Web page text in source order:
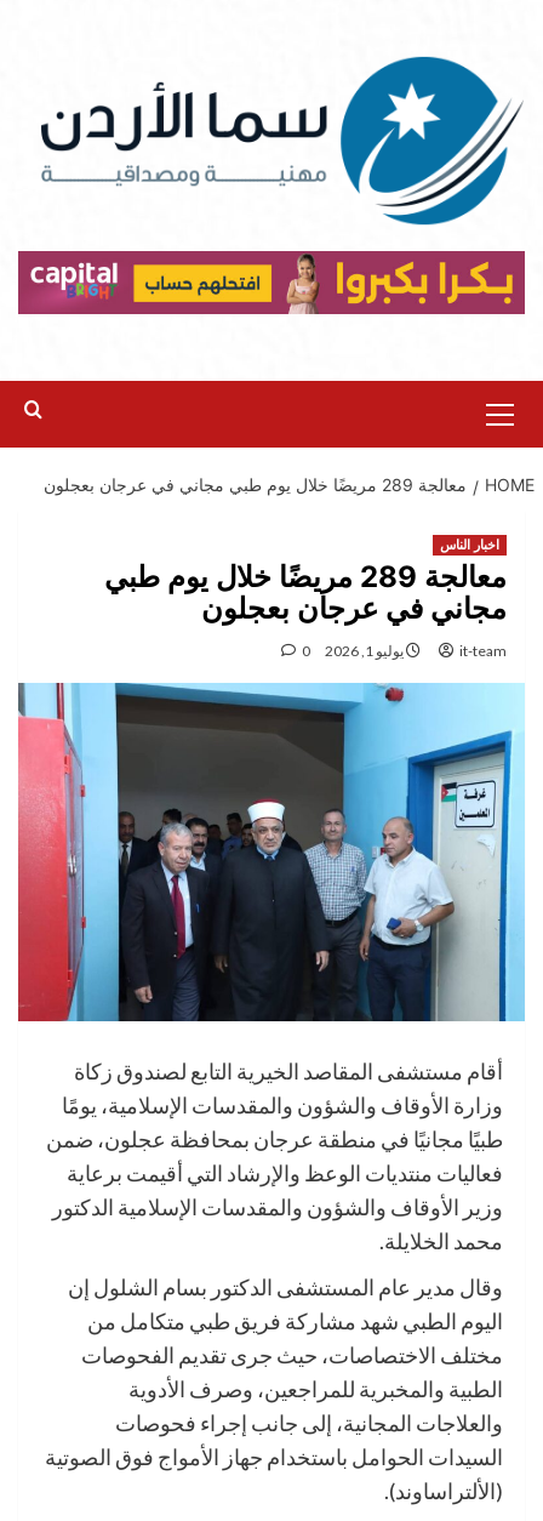
content
Menu
HOME معالجة 289 مريضًا خلال يوم طبي مجاني في عرجان بعجلون
اخبار الناس
معالجة 289 مريضًا خلال يوم طبي
مجاني في عرجان بعجلون
it-team يوليو 1, 2026 0
أقام مستشفى المقاصد الخيرية التابع لصندوق زكاة
وزارة الأوقاف والشؤون والمقدسات الإسلامية، يومًا
طبيًا مجانيًا في منطقة عرجان بمحافظة عجلون، ضمن
فعاليات منتديات الوعظ والإرشاد التي أقيمت برعاية
وزير الأوقاف والشؤون والمقدسات الإسلامية الدكتور
محمد الخلايلة.
وقال مدير عام المستشفى الدكتور بسام الشلول إن
اليوم الطبي شهد مشاركة فريق طبي متكامل من
مختلف الاختصاصات، حيث جرى تقديم الفحوصات
الطبية والمخبرية للمراجعين، وصرف الأدوية
والعلاجات المجانية، إلى جانب إجراء فحوصات
السيدات الحوامل باستخدام جهاز الأمواج فوق الصوتية
(الألتراساوند).